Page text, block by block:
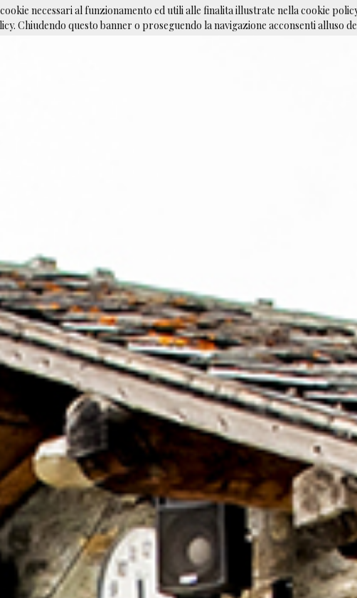
necessari al funzionamento ed utili alle finalita illustrate nella cookie
Chiudendo questo banner o proseguendo la navigazione acconsenti alluso